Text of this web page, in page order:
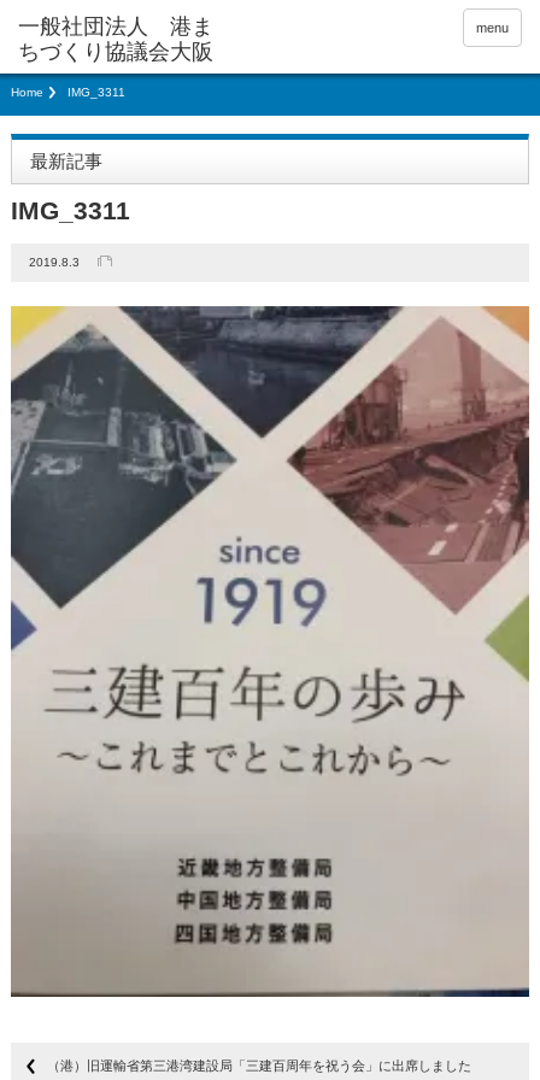
menu
Home IMG_3311
最新記事
IMG_3311
2019.8.3
（港）旧運輸省第三港湾建設局「三建百周年を祝う会」に出席しました